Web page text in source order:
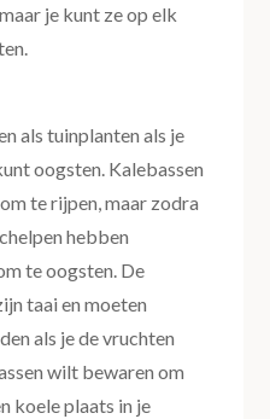
je kunt ze op elk
als tuinplanten als je
oogsten. Kalebassen
te rijpen, maar zodra
hebben
te oogsten. De
taai en moeten
als je de vruchten
wilt bewaren om
koele plaats in je